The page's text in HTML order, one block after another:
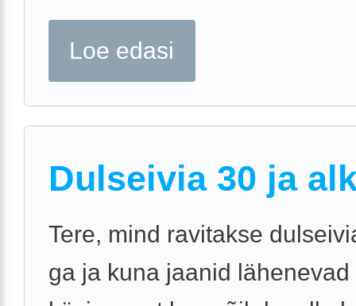
Loe edasi
Dulseivia 30 ja
Tere, mind ravitakse
ga ja kuna jaanid